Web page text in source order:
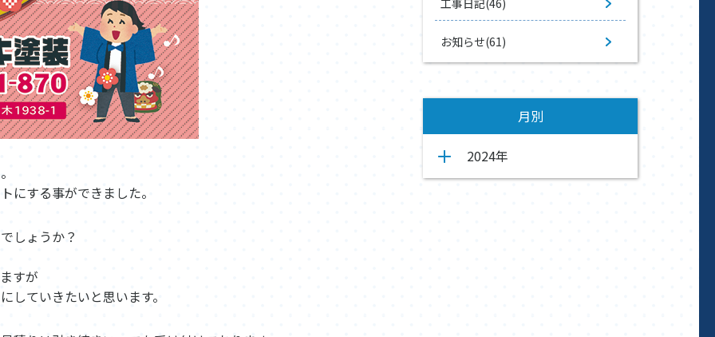
にする事ができました。
しょうか？
すが
していきたいと思います。
工事日記(46)
お知らせ(61)
月別
2024年